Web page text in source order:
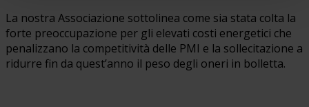
La nostra Associazione sottolinea come sia stata colta la
forte preoccupazione per gli elevati costi energetici che
penalizzano la competitività delle PMI e la sollecitazione a
ridurre fin da quest’anno il peso degli oneri in bolletta.